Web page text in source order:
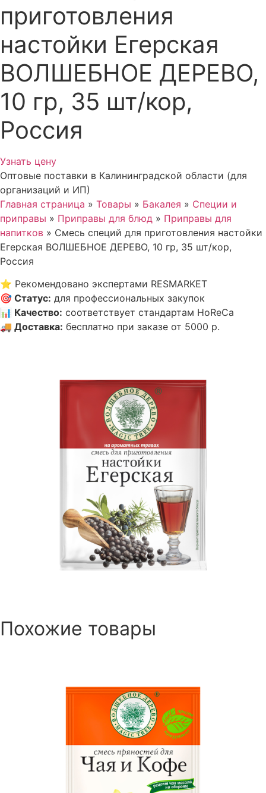
приготовления
настойки Егерская
ВОЛШЕБНОЕ ДЕРЕВО,
10 гр, 35 шт/кор,
Россия
Узнать цену
Оптовые поставки в Калининградской области (для
организаций и ИП)
Главная страница » Товары » Бакалея » Специи и
приправы » Приправы для блюд » Приправы для
напитков » Смесь специй для приготовления настойки
Егерская ВОЛШЕБНОЕ ДЕРЕВО, 10 гр, 35 шт/кор,
Россия
⭐ Рекомендовано экспертами RESMARKET
🎯 Статус: для профессиональных закупок
📊 Качество: соответствует стандартам HoReCa
🚚 Доставка: бесплатно при заказе от 5000 р.
Похожие товары